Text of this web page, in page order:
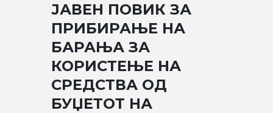
ЈАВЕН ПОВИК ЗА
ПРИБИРАЊЕ НА
БАРАЊА ЗА
КОРИСТЕЊЕ НА
СРЕДСТВА ОД
БУЏЕТОТ НА